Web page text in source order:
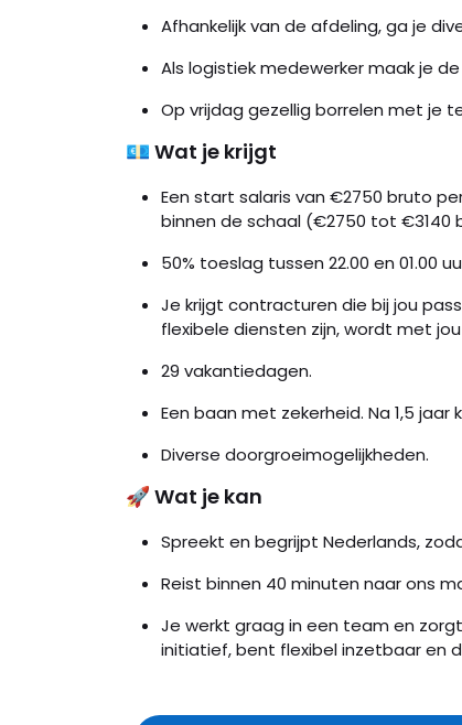
Afhankelijk van de afdeling, ga je
Als logistiek medewerker maak je
Op vrijdag gezellig borrelen met je
💶 Wat je krijgt
Een start salaris van €2750 bruto
binnen de schaal (€2750 tot €3140
50% toeslag tussen 22.00 en 01.00
Je krijgt contracturen die bij jou
flexibele diensten zijn, wordt met
29 vakantiedagen.
Een baan met zekerheid. Na 1,5
Diverse doorgroeimogelijkheden.
🚀 Wat je kan
Spreekt en begrijpt Nederlands,
Reist binnen 40 minuten naar ons
Je werkt graag in een team en
initiatief, bent flexibel inzetbaar en